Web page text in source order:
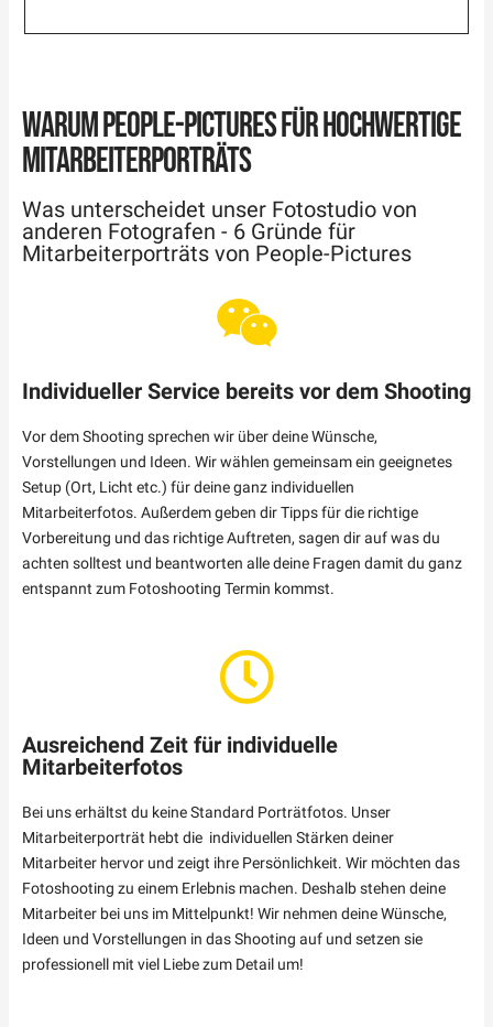
WARUM PEOPLE-PICTURES FÜR HOCHWERTIGE
MITARBEITERPORTRÄTS
Was unterscheidet unser Fotostudio von
anderen Fotografen - 6 Gründe für
Mitarbeiterporträts von People-Pictures
Individueller Service bereits vor dem Shooting
Vor dem Shooting sprechen wir über deine Wünsche,
Vorstellungen und Ideen. Wir wählen gemeinsam ein geeignetes
Setup (Ort, Licht etc.) für deine ganz individuellen
Mitarbeiterfotos. Außerdem geben dir Tipps für die richtige
Vorbereitung und das richtige Auftreten, sagen dir auf was du
achten solltest und beantworten alle deine Fragen damit du ganz
entspannt zum Fotoshooting Termin kommst.
Ausreichend Zeit für individuelle
Mitarbeiterfotos
Bei uns erhältst du keine Standard Porträtfotos. Unser
Mitarbeiterporträt hebt die individuellen Stärken deiner
Mitarbeiter hervor und zeigt ihre Persönlichkeit. Wir möchten das
Fotoshooting zu einem Erlebnis machen. Deshalb stehen deine
Mitarbeiter bei uns im Mittelpunkt! Wir nehmen deine Wünsche,
Ideen und Vorstellungen in das Shooting auf und setzen sie
professionell mit viel Liebe zum Detail um!